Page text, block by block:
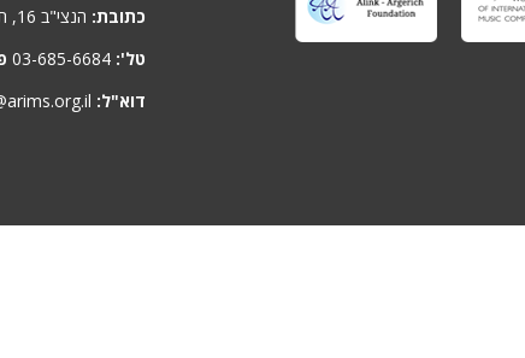
כתובת: הנצי"ב 16, תל-אביב 6701806, ישראל
טל': 03-685-6684
דוא"ל: